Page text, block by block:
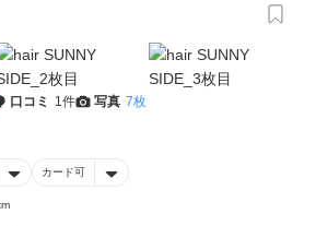
口コミ 1件 写真 7枚
カード可